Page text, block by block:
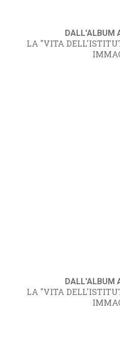
DALL'ALBUM
LA "VITA
DALL'ALBUM
LA "VITA